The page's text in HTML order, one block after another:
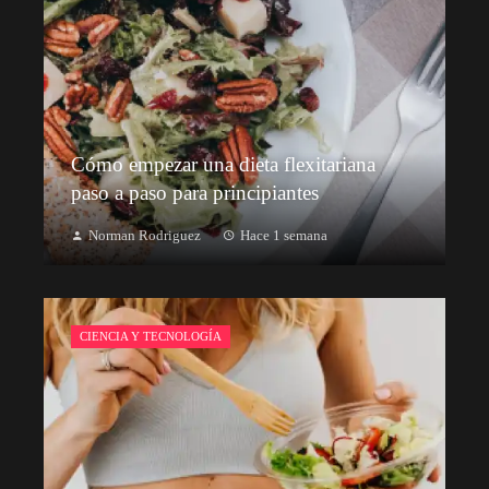
Cómo empezar una dieta flexitariana
paso a paso para principiantes
Norman Rodriguez Hace 1 semana
CIENCIA Y TECNOLOGÍA